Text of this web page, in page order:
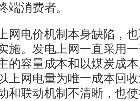
端消费者。
电价机制本身缺陷，也
施。发电上网一直采用
的容量成本和以煤炭成
上网电量为唯一成本回
和联动机制不清晰，也